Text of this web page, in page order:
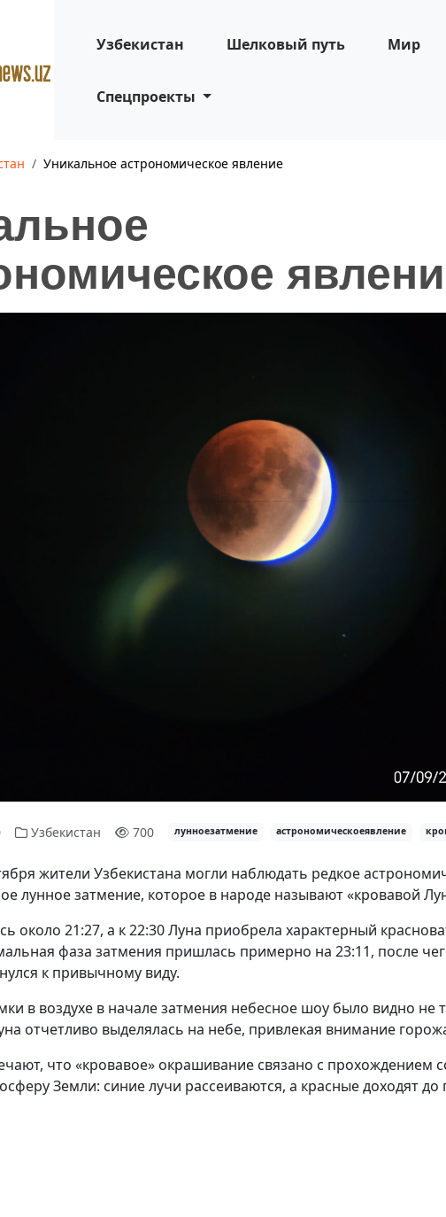
Узбекистан Шелковый путь Мир
Спецпроекты
Уникальное астрономическое явление
Узбекистан 700 лунноезатмение астрономическоеявление
жители Узбекистана могли наблюдать редкое
лунное затмение, которое в народе называют «кровавой
около 21:27, а к 22:30 Луна приобрела характерный
фаза затмения пришлась примерно на 23:11, после
к привычному виду.
в воздухе в начале затмения небесное шоу было видно не
отчетливо выделялась на небе, привлекая внимание
что «кровавое» окрашивание связано с прохождением
Земли: синие лучи рассеиваются, а красные доходят до